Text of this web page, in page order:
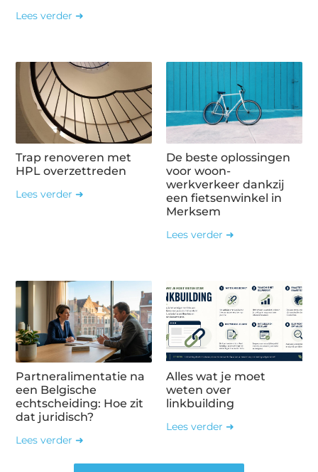
Lees verder ➜
Trap renoveren met
HPL overzettreden
Lees verder ➜
De beste oplossingen
voor woon-
werkverkeer dankzij
een fietsenwinkel in
Merksem
Lees verder ➜
Partneralimentatie na
een Belgische
echtscheiding: Hoe zit
dat juridisch?
Lees verder ➜
Alles wat je moet
weten over
linkbuilding
Lees verder ➜